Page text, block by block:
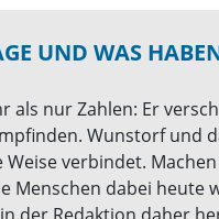
UND WAS
als nur Zahlen: Er
Wunstorf und
Weise verbindet.
Menschen dabei
der Redaktion daher